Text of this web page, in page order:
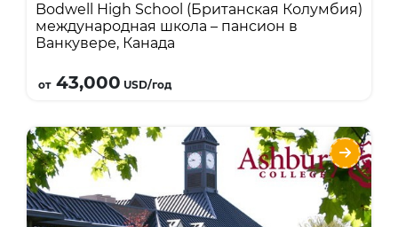
Bodwell High School (Британская Колумбия)
международная школа – пансион в
Ванкувере, Канада
от43,000 USD/год
Ashbury College (Онтарио) частная школа
– пансион в Канаде
Курсы